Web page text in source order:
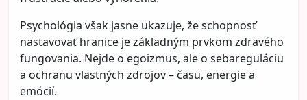
Psychológia však jasne ukazuje, že schopnosť
nastavovať hranice je základným prvkom zdravého
fungovania. Nejde o egoizmus, ale o sebareguláciu
a ochranu vlastných zdrojov – času, energie a
emócií.